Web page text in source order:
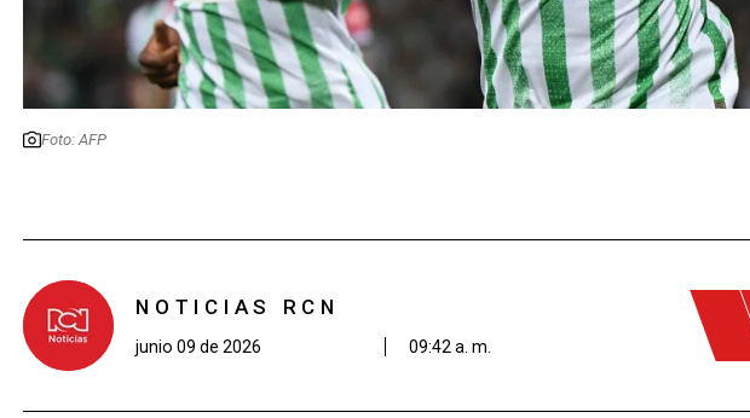
Foto: AFP
NOTICIAS RCN
junio 09 de 2026 09:42 a. m.